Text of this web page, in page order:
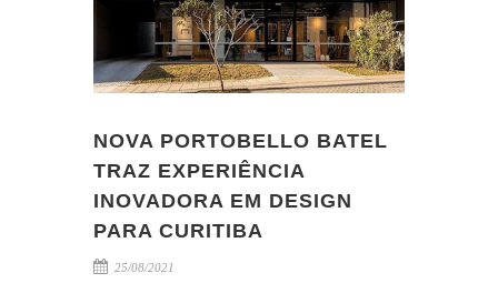
NOVA PORTOBELLO BATEL
TRAZ EXPERIÊNCIA
INOVADORA EM DESIGN
PARA CURITIBA
25/08/2021